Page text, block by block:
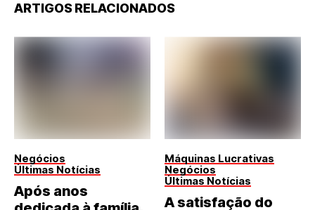
ARTIGOS RELACIONADOS
Negócios
Últimas Notícias
Após anos
Máquinas Lucrativas
Negócios
Últimas Notícias
A satisfação do